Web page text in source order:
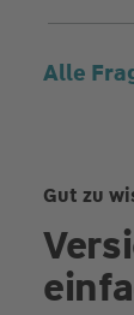
Alle
Gut zu